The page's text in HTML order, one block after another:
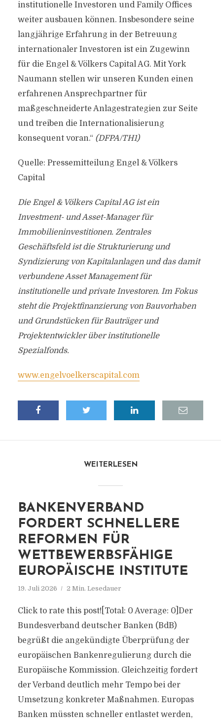
institutionelle Investoren und Family Offices
weiter ausbauen können. Insbesondere seine
langjährige Erfahrung in der Betreuung
internationaler Investoren ist ein Zugewinn
für die Engel & Völkers Capital AG. Mit York
Naumann stellen wir unseren Kunden einen
erfahrenen Ansprechpartner für
maßgeschneiderte Anlagestrategien zur Seite
und treiben die Internationalisierung
konsequent voran.“ (DFPA/TH1)
Quelle: Pressemitteilung Engel & Völkers
Capital
Die Engel & Völkers Capital AG ist ein
Investment- und Asset-Manager für
Immobilieninvestitionen. Zentrales
Geschäftsfeld ist die Strukturierung und
Syndizierung von Kapitalanlagen und das damit
verbundene Asset Management für
institutionelle und private Investoren. Im Fokus
steht die Projektfinanzierung von Bauvorhaben
und Grundstücken für Bauträger und
Projektentwickler über institutionelle
Spezialfonds.
www.engelvoelkerscapital.com
WEITERLESEN
BANKENVERBAND
FORDERT SCHNELLERE
REFORMEN FÜR
WETTBEWERBSFÄHIGE
EUROPÄISCHE INSTITUTE
19. Juli 2026 2 Min. Lesedauer
Click to rate this post![Total: 0 Average: 0]Der
Bundesverband deutscher Banken (BdB)
begrüßt die angekündigte Überprüfung der
europäischen Bankenregulierung durch die
Europäische Kommission. Gleichzeitig fordert
der Verband deutlich mehr Tempo bei der
Umsetzung konkreter Maßnahmen. Europas
Banken müssten schneller entlastet werden,